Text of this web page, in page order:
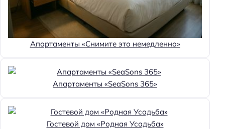
Апартаменты «Снимите это немедленно»
Апартаменты «SeaSons 365»
Гостевой дом «Родная Усадьба»